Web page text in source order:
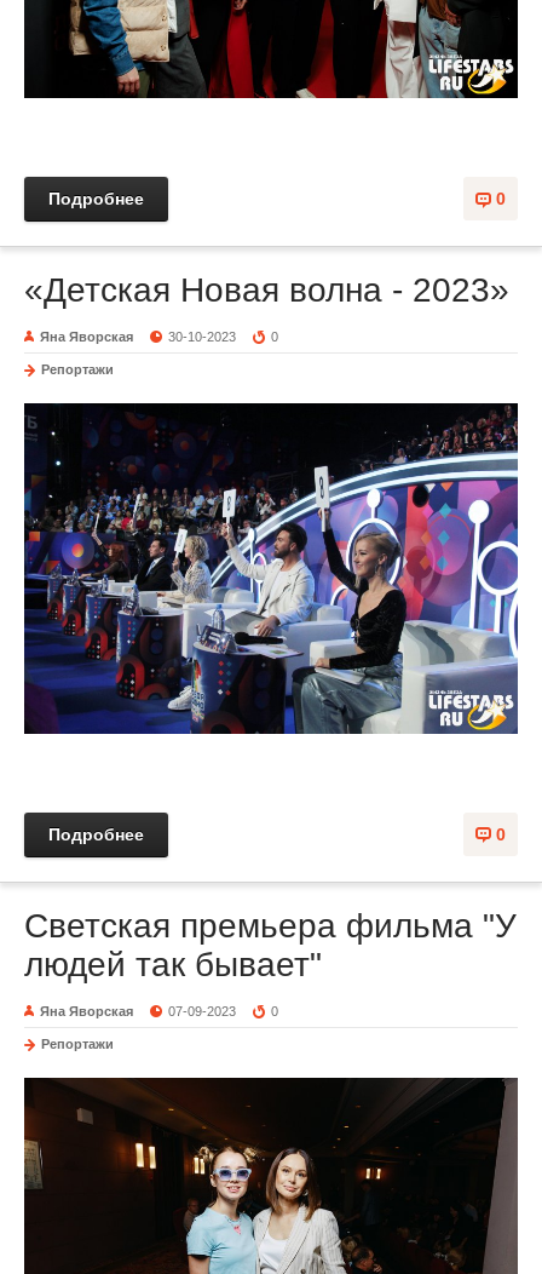
0
Подробнее
«Детская Новая волна - 2023»
Яна Яворская 30-10-2023 0
Репортажи
0
Подробнее
Светская премьера фильма "У
людей так бывает"
Яна Яворская 07-09-2023 0
Репортажи